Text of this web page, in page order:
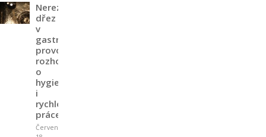
Nerezový
dřez
v
gastro
provozu
rozhoduje
o
hygieně
i
rychlosti
práce
Červen